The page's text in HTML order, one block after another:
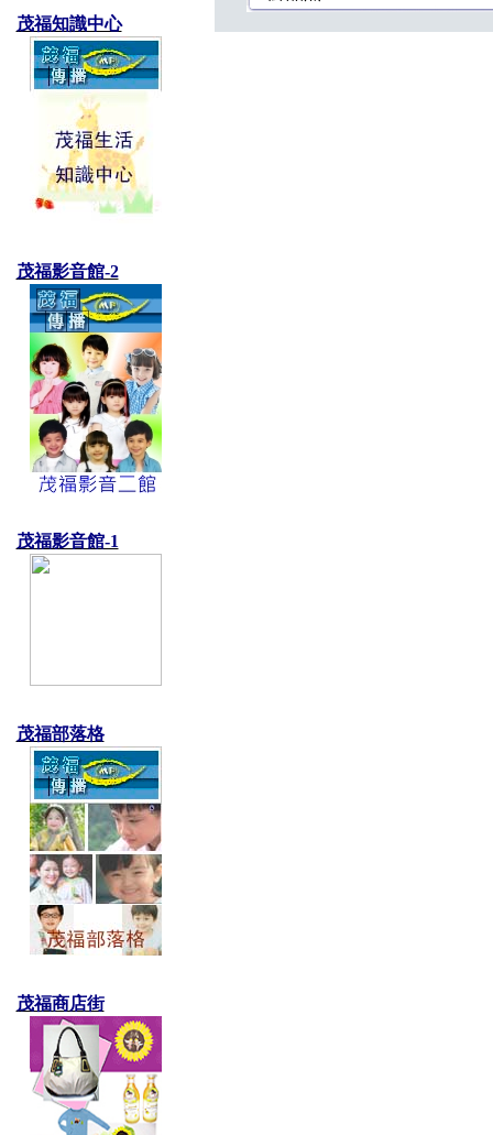
茂福知識中心
茂福影音館-2
茂福影音館-1
茂福部落格
茂福商店街